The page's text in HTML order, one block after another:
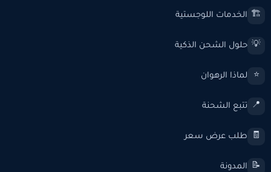
🏗️ الخدمات اللوجستية
💡 حلول الشحن الذكية
⭐ لماذا الرهوان
📍 تتبع الشحنة
🧾 طلب عرض سعر
📝 المدونة